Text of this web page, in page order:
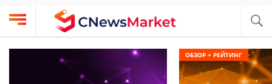
Выбрать
провайдера
CNews ОБЗОР + РЕЙТИНГ